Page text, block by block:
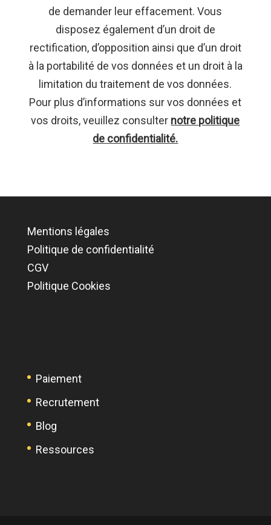
de demander leur effacement. Vous
disposez également d’un droit de
rectification, d’opposition ainsi que d’un droit
à la portabilité de vos données et un droit à la
limitation du traitement de vos données.
Pour plus d’informations sur vos données et
vos droits, veuillez consulter notre politique
de confidentialité.
Mentions légales
Politique de confidentialité
CGV
Politique Cookies
Paiement
Recrutement
Blog
Ressources